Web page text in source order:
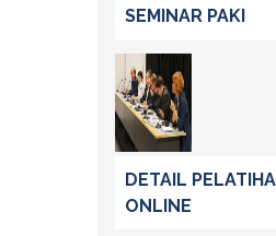
SEMINAR PAKI
DETAIL
ONLINE